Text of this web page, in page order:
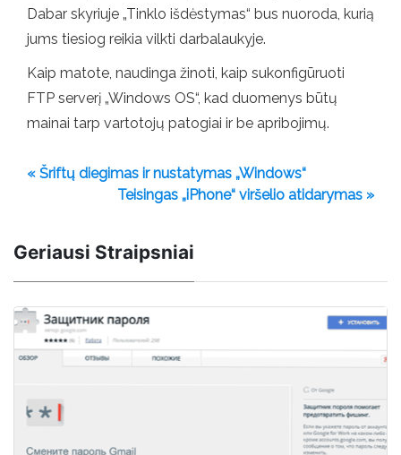
Dabar skyriuje „Tinklo išdėstymas“ bus nuoroda, kurią
jums tiesiog reikia vilkti darbalaukyje.
Kaip matote, naudinga žinoti, kaip sukonfigūruoti
FTP serverį „Windows OS“, kad duomenys būtų
mainai tarp vartotojų patogiai ir be apribojimų.
« Šriftų diegimas ir nustatymas „Windows“
Teisingas „iPhone“ viršelio atidarymas »
Geriausi Straipsniai